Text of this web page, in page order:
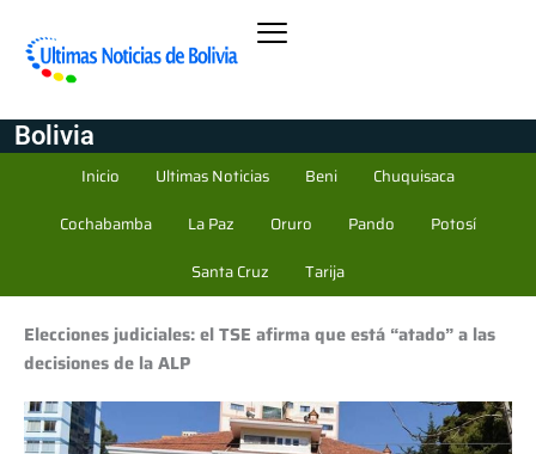
Bolivia
Inicio Ultimas Noticias Beni
Chuquisaca
Cochabamba
La Paz Oruro Pando
Potosí
Santa Cruz
Tarija
Elecciones judiciales: el TSE afirma que está “atado” a las
decisiones de la ALP